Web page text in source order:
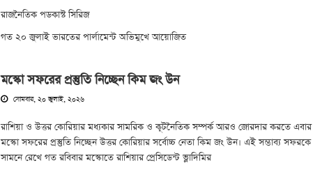
রাজনৈতিক পডকাস্ট সিরিজ
গত ২০ জুলাই ভারতের পার্লামেন্ট অভিমুখে আয়োজিত
মস্কো সফরের প্রস্তুতি নিচ্ছেন কিম জং উন
সোমবার, ২০ জুলাই, ২০২৬
রাশিয়া ও উত্তর কোরিয়ার মধ্যকার সামরিক ও কূটনৈতিক সম্পর্ক আরও জোরদার করতে এবার
মস্কো সফরের প্রস্তুতি নিচ্ছেন উত্তর কোরিয়ার সর্বোচ্চ নেতা কিম জং উন। এই সম্ভাব্য সফরকে
সামনে রেখে গত রবিবার মস্কোতে রাশিয়ার প্রেসিডেন্ট ভ্লাদিমির